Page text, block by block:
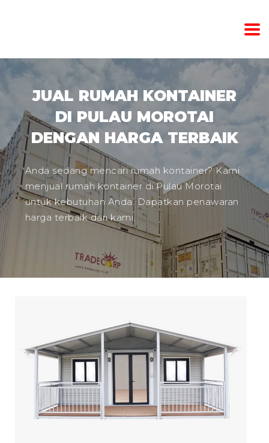
JUAL RUMAH KONTAINER
DI PULAU MOROTAI
DENGAN HARGA TERBAIK
Anda sedang mencari rumah kontainer? Kami
menjual rumah kontainer di Pulau Morotai
untuk kebutuhan Anda. Dapatkan penawaran
harga terbaik dari kami.